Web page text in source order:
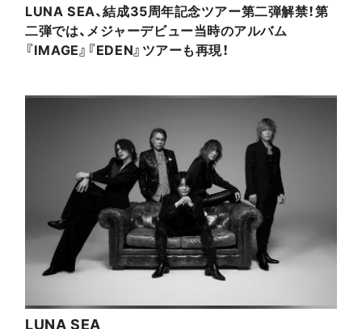
LUNA SEA、結成35周年記念ツアー第二弾解禁！第
二弾では、メジャーデビュー当時のアルバム
『IMAGE』『EDEN』ツアーも再現！
LUNA SEA